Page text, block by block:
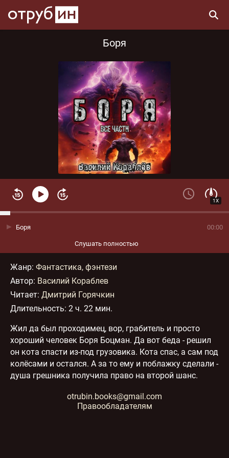
Боря
1X
00:00
Боря
Слушать полностью
Жанр: Фантастика, фэнтези
Автор: Василий Кораблев
Читает: Дмитрий Горячкин
Длительность: 2 ч. 22 мин.
Жил да был проходимец, вор, грабитель и просто
хороший человек Боря Боцман. Да вот беда - решил
он кота спасти из-под грузовика. Кота спас, а сам под
колёсами и остался. А за то ему и поблажку сделали -
душа грешника получила право на второй шанс.
otrubin.books@gmail.com
Правообладателям